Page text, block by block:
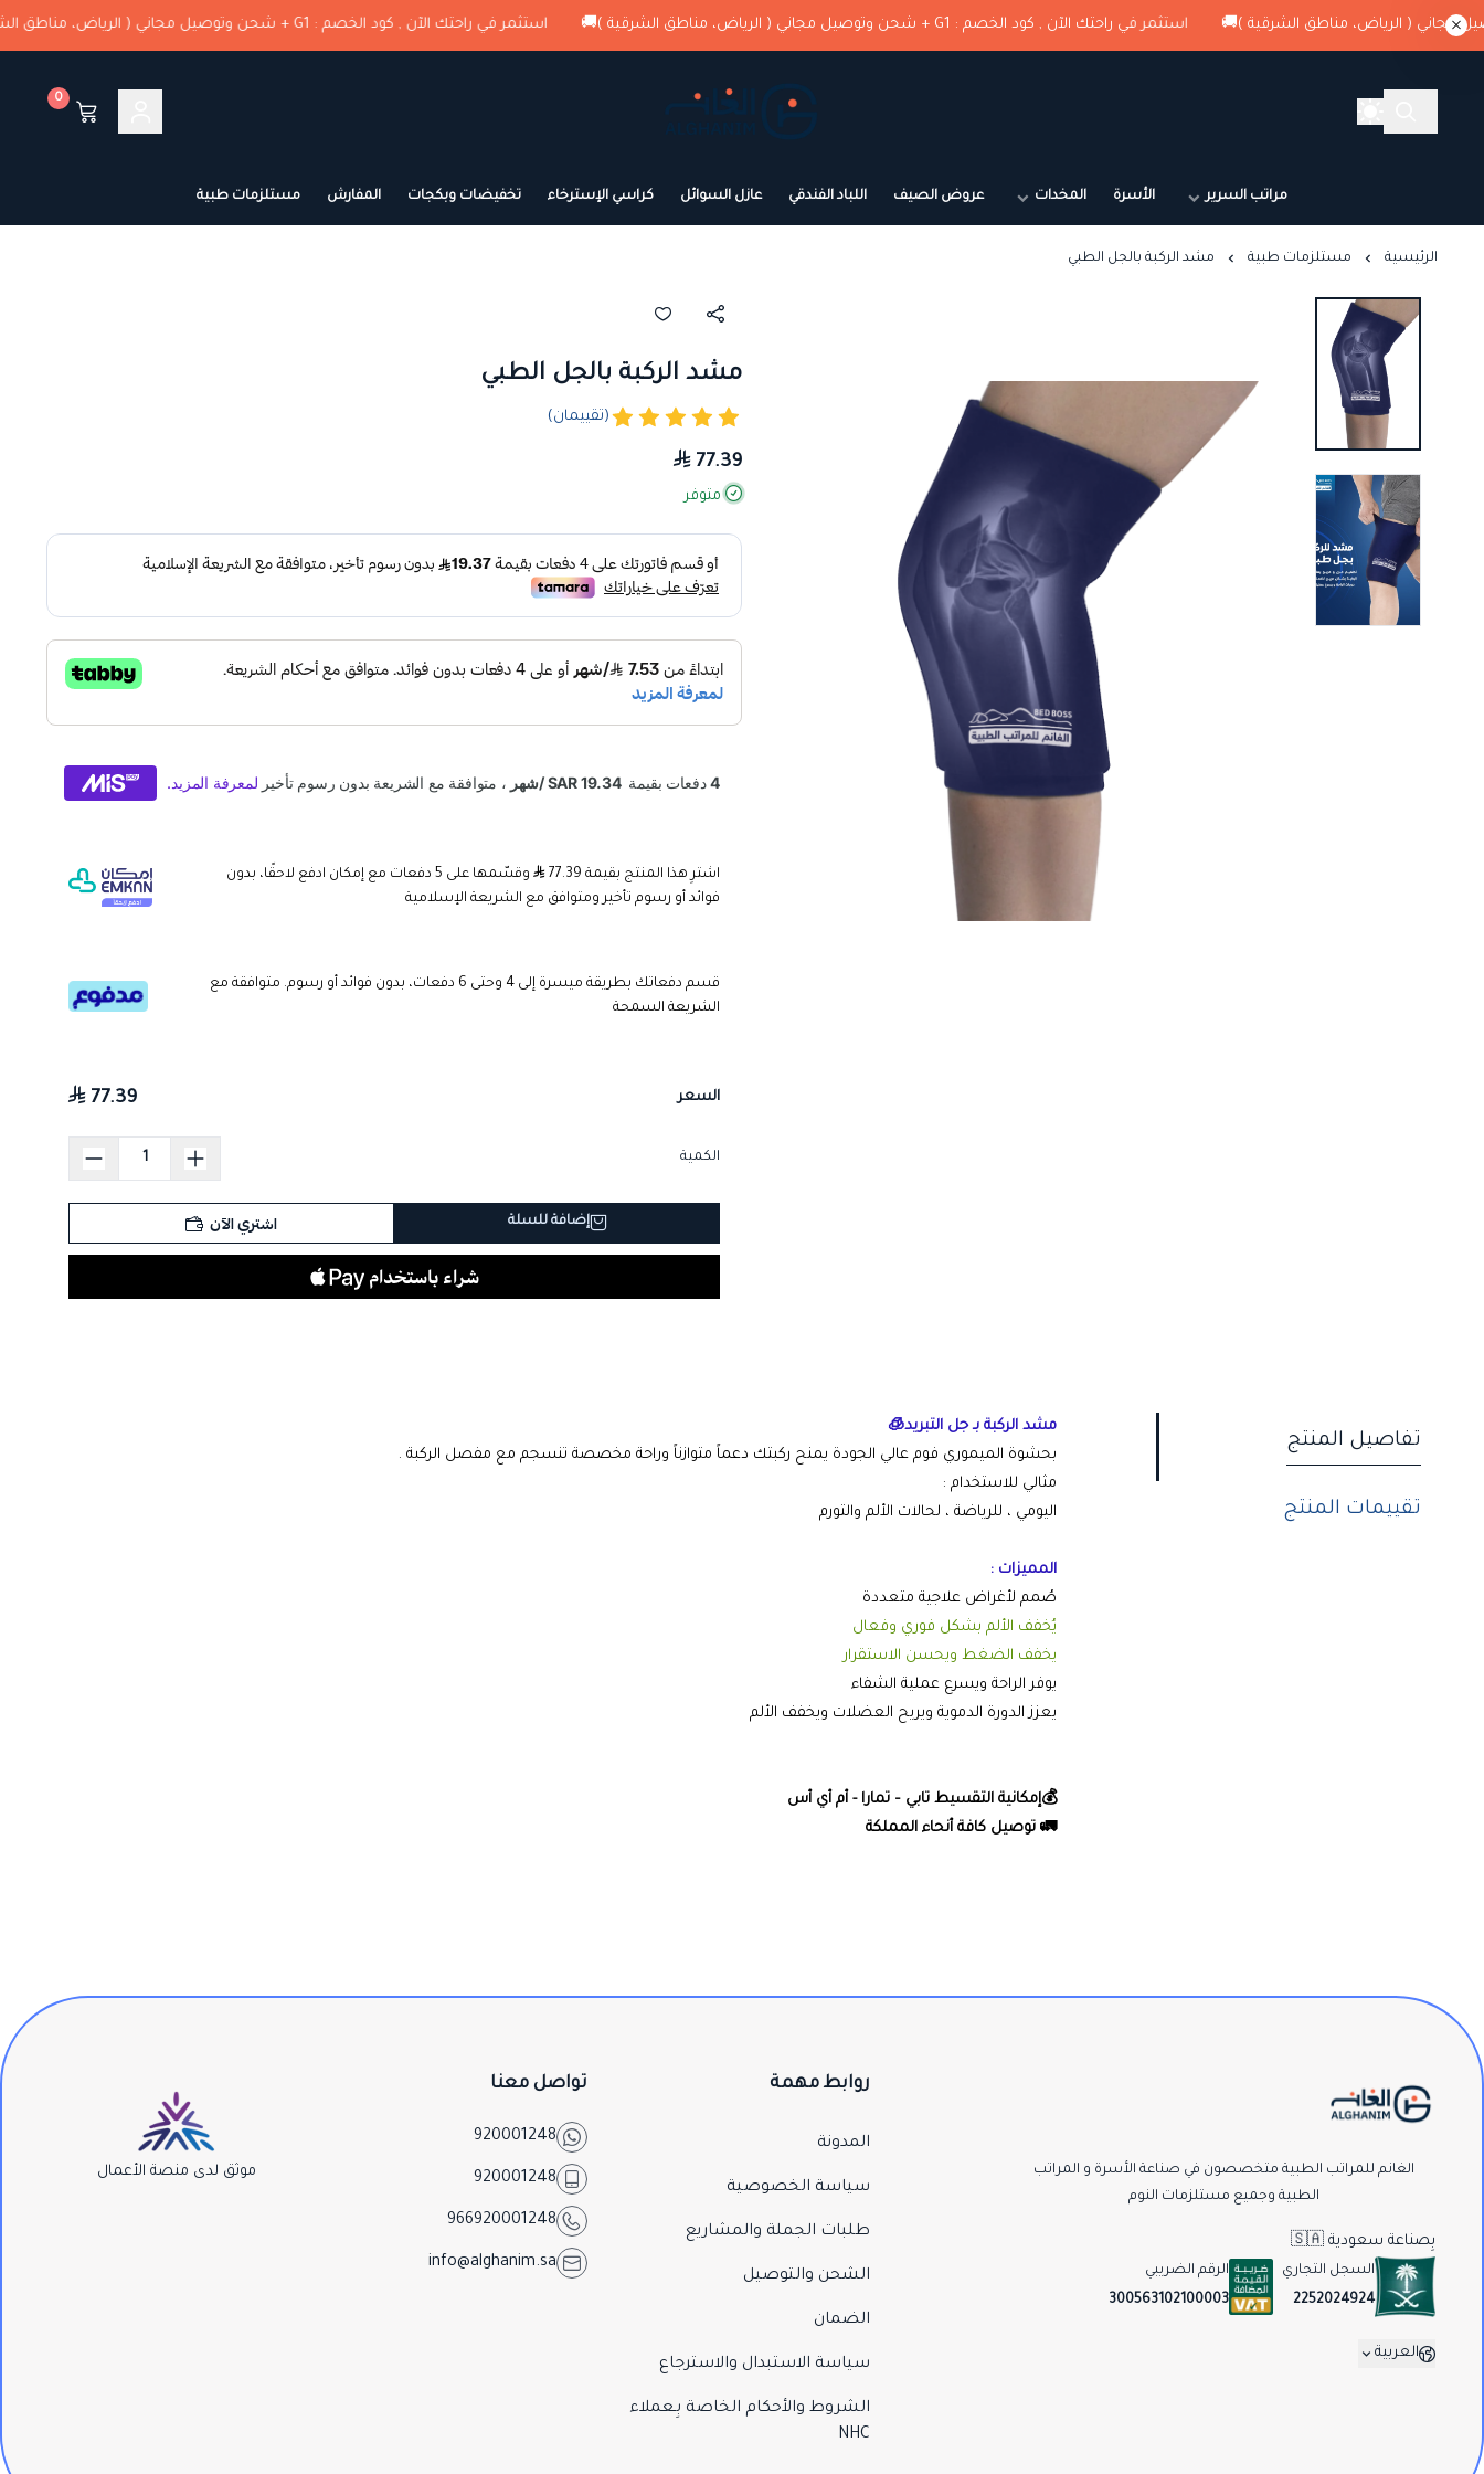
استثمر في راحتك الآن , كود الخصم : G1 + شحن وتوصيل مجاني ( الرياض، مناطق الشرقية )🚚 استثمر في راحتك الآن , كود الخصم : G1 + شحن وتوصيل مجاني ( الرياض، مناطق الشرقية )🚚
0
مراتب السرير الأسرة المخدات عروض الصيف اللباد الفندقي عازل السوائل كراسي الإسترخاء تخفيضات وبكجات المفارش مستلزمات طبية
الرئيسية مستلزمات طبية مشد الركبة بالجل الطبي
مشد الركبة بالجل الطبي
(تقييمان)
77.39
متوفر
اشترِ هذا المنتج بقيمة 77.39
وقسّمها على 5 دفعات مع إمكان ادفع لاحقًا، بدون
فوائد أو رسوم تأخير ومتوافق مع الشريعة الإسلامية
قسم دفعاتك بطريقة ميسرة إلى 4 وحتى 6 دفعات، بدون فوائد أو رسوم. متوافقة مع
الشريعة السمحة
السعر 77.39
الكمية
إضافة للسلة اشتري الآن
تفاصيل المنتج
تقييمات المنتج
مشد الركبة بـ جل التبريد🧊
بحشوة الميموري فوم عالي الجودة يمنح ركبتك دعماً متوازناً وراحة مخصصة تنسجم مع مفصل الركبة .
مثالي للاستخدام :
اليومي ، للرياضة ، لحالات الألم والتورم
المميزات :
صُمم لأغراض علاجية متعددة
يُخفف الألم بشكل فوري وفعال
يخفف الضغط ويحسن الاستقرار
يوفر الراحة ويسرع عملية الشفاء
يعزز الدورة الدموية ويريح العضلات ويخفف الألم
💰إمكانية التقسيط تابي – تمارا - أم أي أس
🚛 توصيل كافة أنحاء المملكة
الغانم للمراتب الطبية متخصصون في صناعة الأسرة و المراتب
الطبية وجميع مستلزمات النوم
بِصناعة سعودية 🇸🇦
السجل التجاري
2252024924
الرقم الضريبي
300563102100003
العربية
روابط مهمة
المدونة
سياسة الخصوصية
طلبات الجملة والمشاريع
الشحن والتوصيل
الضمان
سياسة الاستبدال والاسترجاع
الشروط والأحكام الخاصة بِـعملاء
NHC
تواصل معنا
920001248
920001248
966920001248
info@alghanim.sa
موثق لدى منصة الأعمال